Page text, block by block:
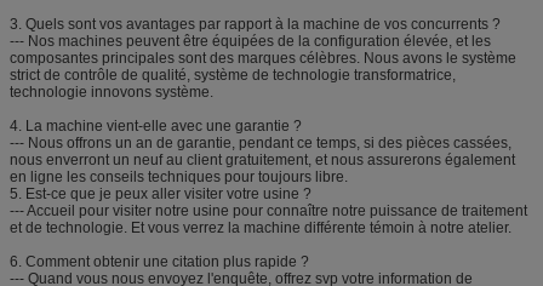
3. Quels sont vos avantages par rapport à la machine de vos concurrents ?
--- Nos machines peuvent être équipées de la configuration élevée, et les
composantes principales sont des marques célèbres. Nous avons le système
strict de contrôle de qualité, système de technologie transformatrice,
technologie innovons système.
4. La machine vient-elle avec une garantie ?
--- Nous offrons un an de garantie, pendant ce temps, si des pièces cassées,
nous enverront un neuf au client gratuitement, et nous assurerons également
en ligne les conseils techniques pour toujours libre.
5. Est-ce que je peux aller visiter votre usine ?
--- Accueil pour visiter notre usine pour connaître notre puissance de traitement
et de technologie. Et vous verrez la machine différente témoin à notre atelier.
6. Comment obtenir une citation plus rapide ?
--- Quand vous nous envoyez l'enquête, offrez svp votre information de